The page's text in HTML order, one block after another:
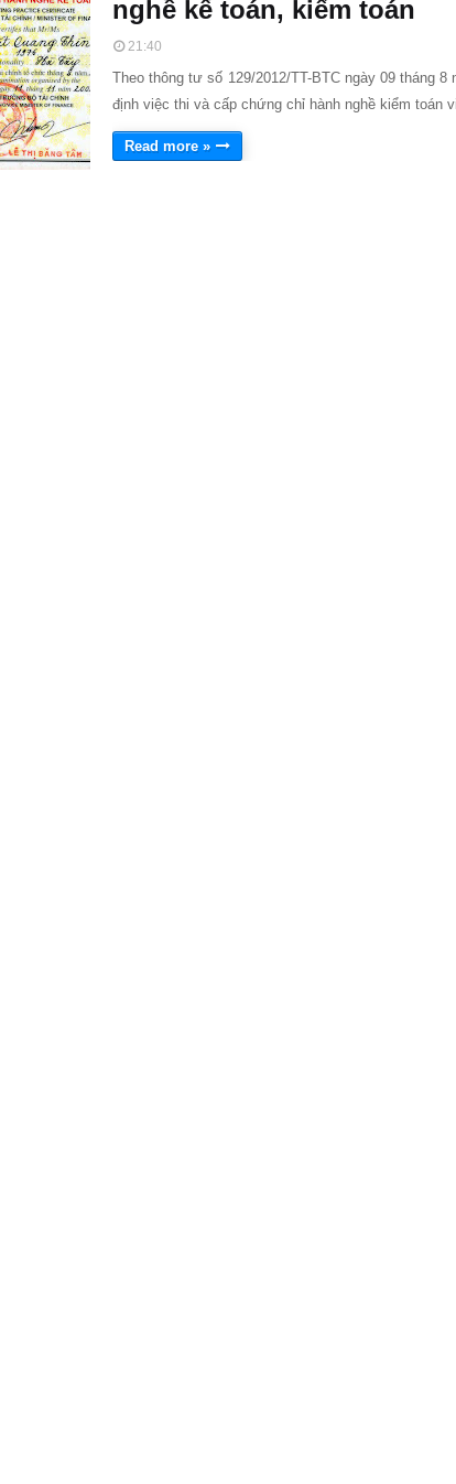
nghề kế toán, kiểm toán
21:40
Theo thông tư số 129/2012/TT-BTC ngày 09 tháng
định việc thi và cấp chứng chỉ hành nghề kiểm toán
Read more »